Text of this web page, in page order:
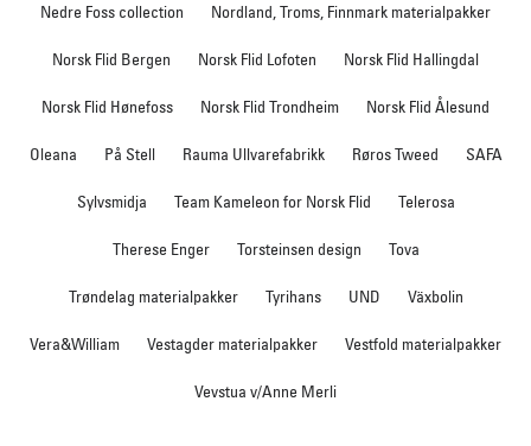
Nedre Foss collection Nordland, Troms, Finnmark materialpakker
Norsk Flid Bergen Norsk Flid Lofoten Norsk Flid Hallingdal
Norsk Flid Hønefoss Norsk Flid Trondheim Norsk Flid Ålesund
Oleana På Stell Rauma Ullvarefabrikk Røros Tweed SAFA
Sylvsmidja Team Kameleon for Norsk Flid Telerosa
Therese Enger Torsteinsen design Tova
Trøndelag materialpakker Tyrihans UND Växbolin
Vera&William Vestagder materialpakker Vestfold materialpakker
Vevstua v/Anne Merli